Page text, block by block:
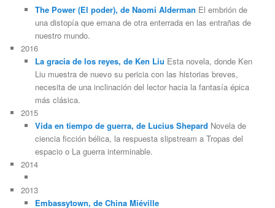
The Power (El poder), de Naomi Alderman El embrión de
una distopía que emana de otra enterrada en las entrañas de
nuestro mundo.
2016
La gracia de los reyes, de Ken Liu Esta novela, donde Ken
Liu muestra de nuevo su pericia con las historias breves,
necesita de una inclinación del lector hacia la fantasía épica
más clásica.
2015
Vida en tiempo de guerra, de Lucius Shepard Novela de
ciencia ficción bélica, la respuesta slipstream a Tropas del
espacio o La guerra interminable.
2014
2013
Embassytown, de China Miéville